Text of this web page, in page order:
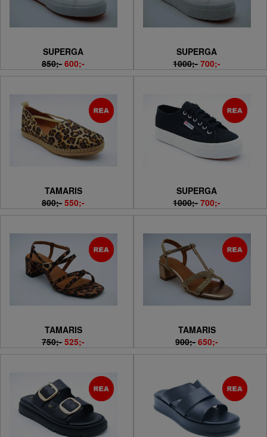
SUPERGA
850;- 600;-
SUPERGA
1000;- 700;-
TAMARIS
800;- 550;-
SUPERGA
1000;- 700;-
TAMARIS
750;- 525;-
TAMARIS
900;- 650;-